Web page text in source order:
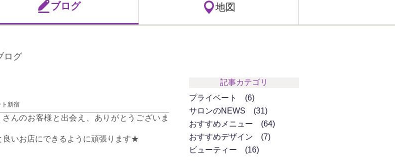
ブログ 地図
ログ
ト新宿
んのお客様と出会え、ありがとうございま
良いお店にできるように頑張ります★
記事カテゴリ
プライベート
6
サロンのNEWS
31
おすすめメニュー
64
おすすめデザイン
7
ビューティー
16